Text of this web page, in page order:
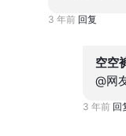
3 年前 回复
空空
@网
3 年前 回